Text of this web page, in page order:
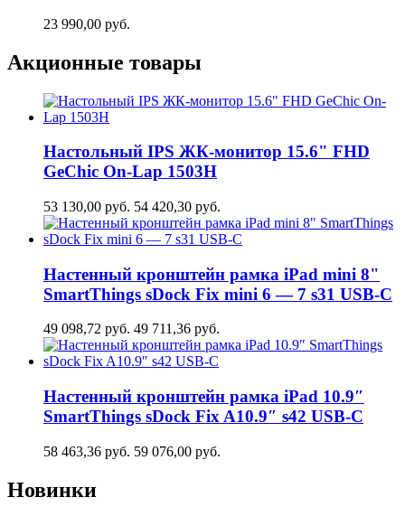
23 990,00 руб.
Акционные товары
Настольный IPS ЖК-монитор 15.6" FHD
GeСhic On-Lap 1503H
53 130,00 руб. 54 420,30 руб.
Настенный кронштейн рамка iPad mini 8"
SmartThings sDock Fix mini 6 — 7 s31 USB-C
49 098,72 руб. 49 711,36 руб.
Настенный кронштейн рамка iPad 10.9″
SmartThings sDock Fix A10.9″ s42 USB-C
58 463,36 руб. 59 076,00 руб.
Новинки